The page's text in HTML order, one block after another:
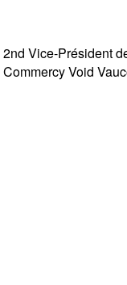
2nd Vice-Président
Commercy Void